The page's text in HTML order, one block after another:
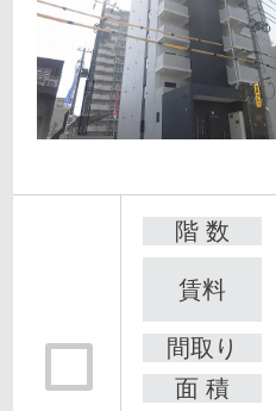
階 数
賃料
間取り
面 積